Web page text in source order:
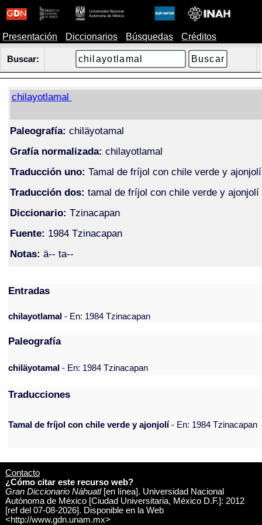
Presentación Diccionarios Búsquedas Créditos
Buscar:
chilayotlamal
Paleografía: chiläyotamal
Grafía normalizada: chilayotlamal
Traducción uno: Tamal de fríjol con chile verde y ajonjolí
Traducción dos: tamal de fríjol con chile verde y ajonjolí
Diccionario: Tzinacapan
Fuente: 1984 Tzinacapan
Notas: ä-- ta--
Entradas
chilayotlamal- En: 1984 Tzinacapan
Paleografía
chiläyotamal - En: 1984 Tzinacapan
Traducciones
Tamal de fríjol con chile verde y ajonjolí - En: 1984 Tzinacapan
Contacto
¿Cómo citar este recurso web?
Gran Diccionario Náhuatl[en línea]. Universidad Nacional
Autónoma de México [Ciudad Universitaria, México D.F.]: 2012
[ref del 07-08-2026]. Disponible en la Web
<http://www.gdn.unam.mx>